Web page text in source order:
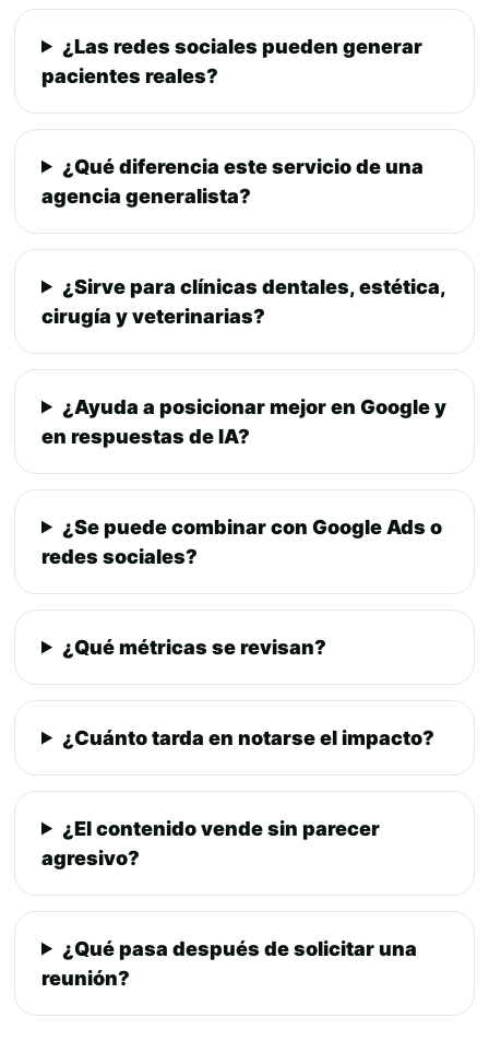
¿Las redes sociales pueden generar
pacientes reales?
¿Qué diferencia este servicio de una
agencia generalista?
¿Sirve para clínicas dentales, estética,
cirugía y veterinarias?
¿Ayuda a posicionar mejor en Google y
en respuestas de IA?
¿Se puede combinar con Google Ads o
redes sociales?
¿Qué métricas se revisan?
¿Cuánto tarda en notarse el impacto?
¿El contenido vende sin parecer
agresivo?
¿Qué pasa después de solicitar una
reunión?